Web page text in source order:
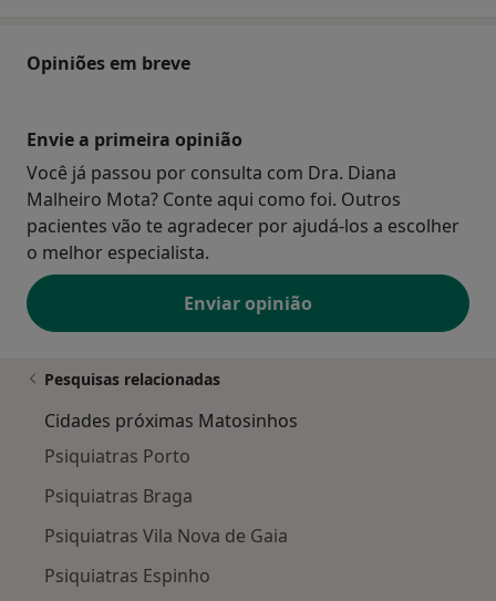
Opiniões em breve
Envie a primeira opinião
Você já passou por consulta com Dra. Diana
Malheiro Mota? Conte aqui como foi. Outros
pacientes vão te agradecer por ajudá-los a escolher
o melhor especialista.
Enviar opinião
Pesquisas relacionadas
Cidades próximas Matosinhos
Psiquiatras Porto
Psiquiatras Braga
Psiquiatras Vila Nova de Gaia
Psiquiatras Espinho